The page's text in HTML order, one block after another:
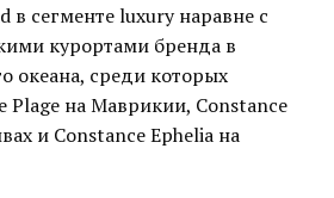
в сегменте luxury наравне с
курортами бренда в
океана, среди которых
Plage на Маврикии, Constance
и Constance Ephelia на